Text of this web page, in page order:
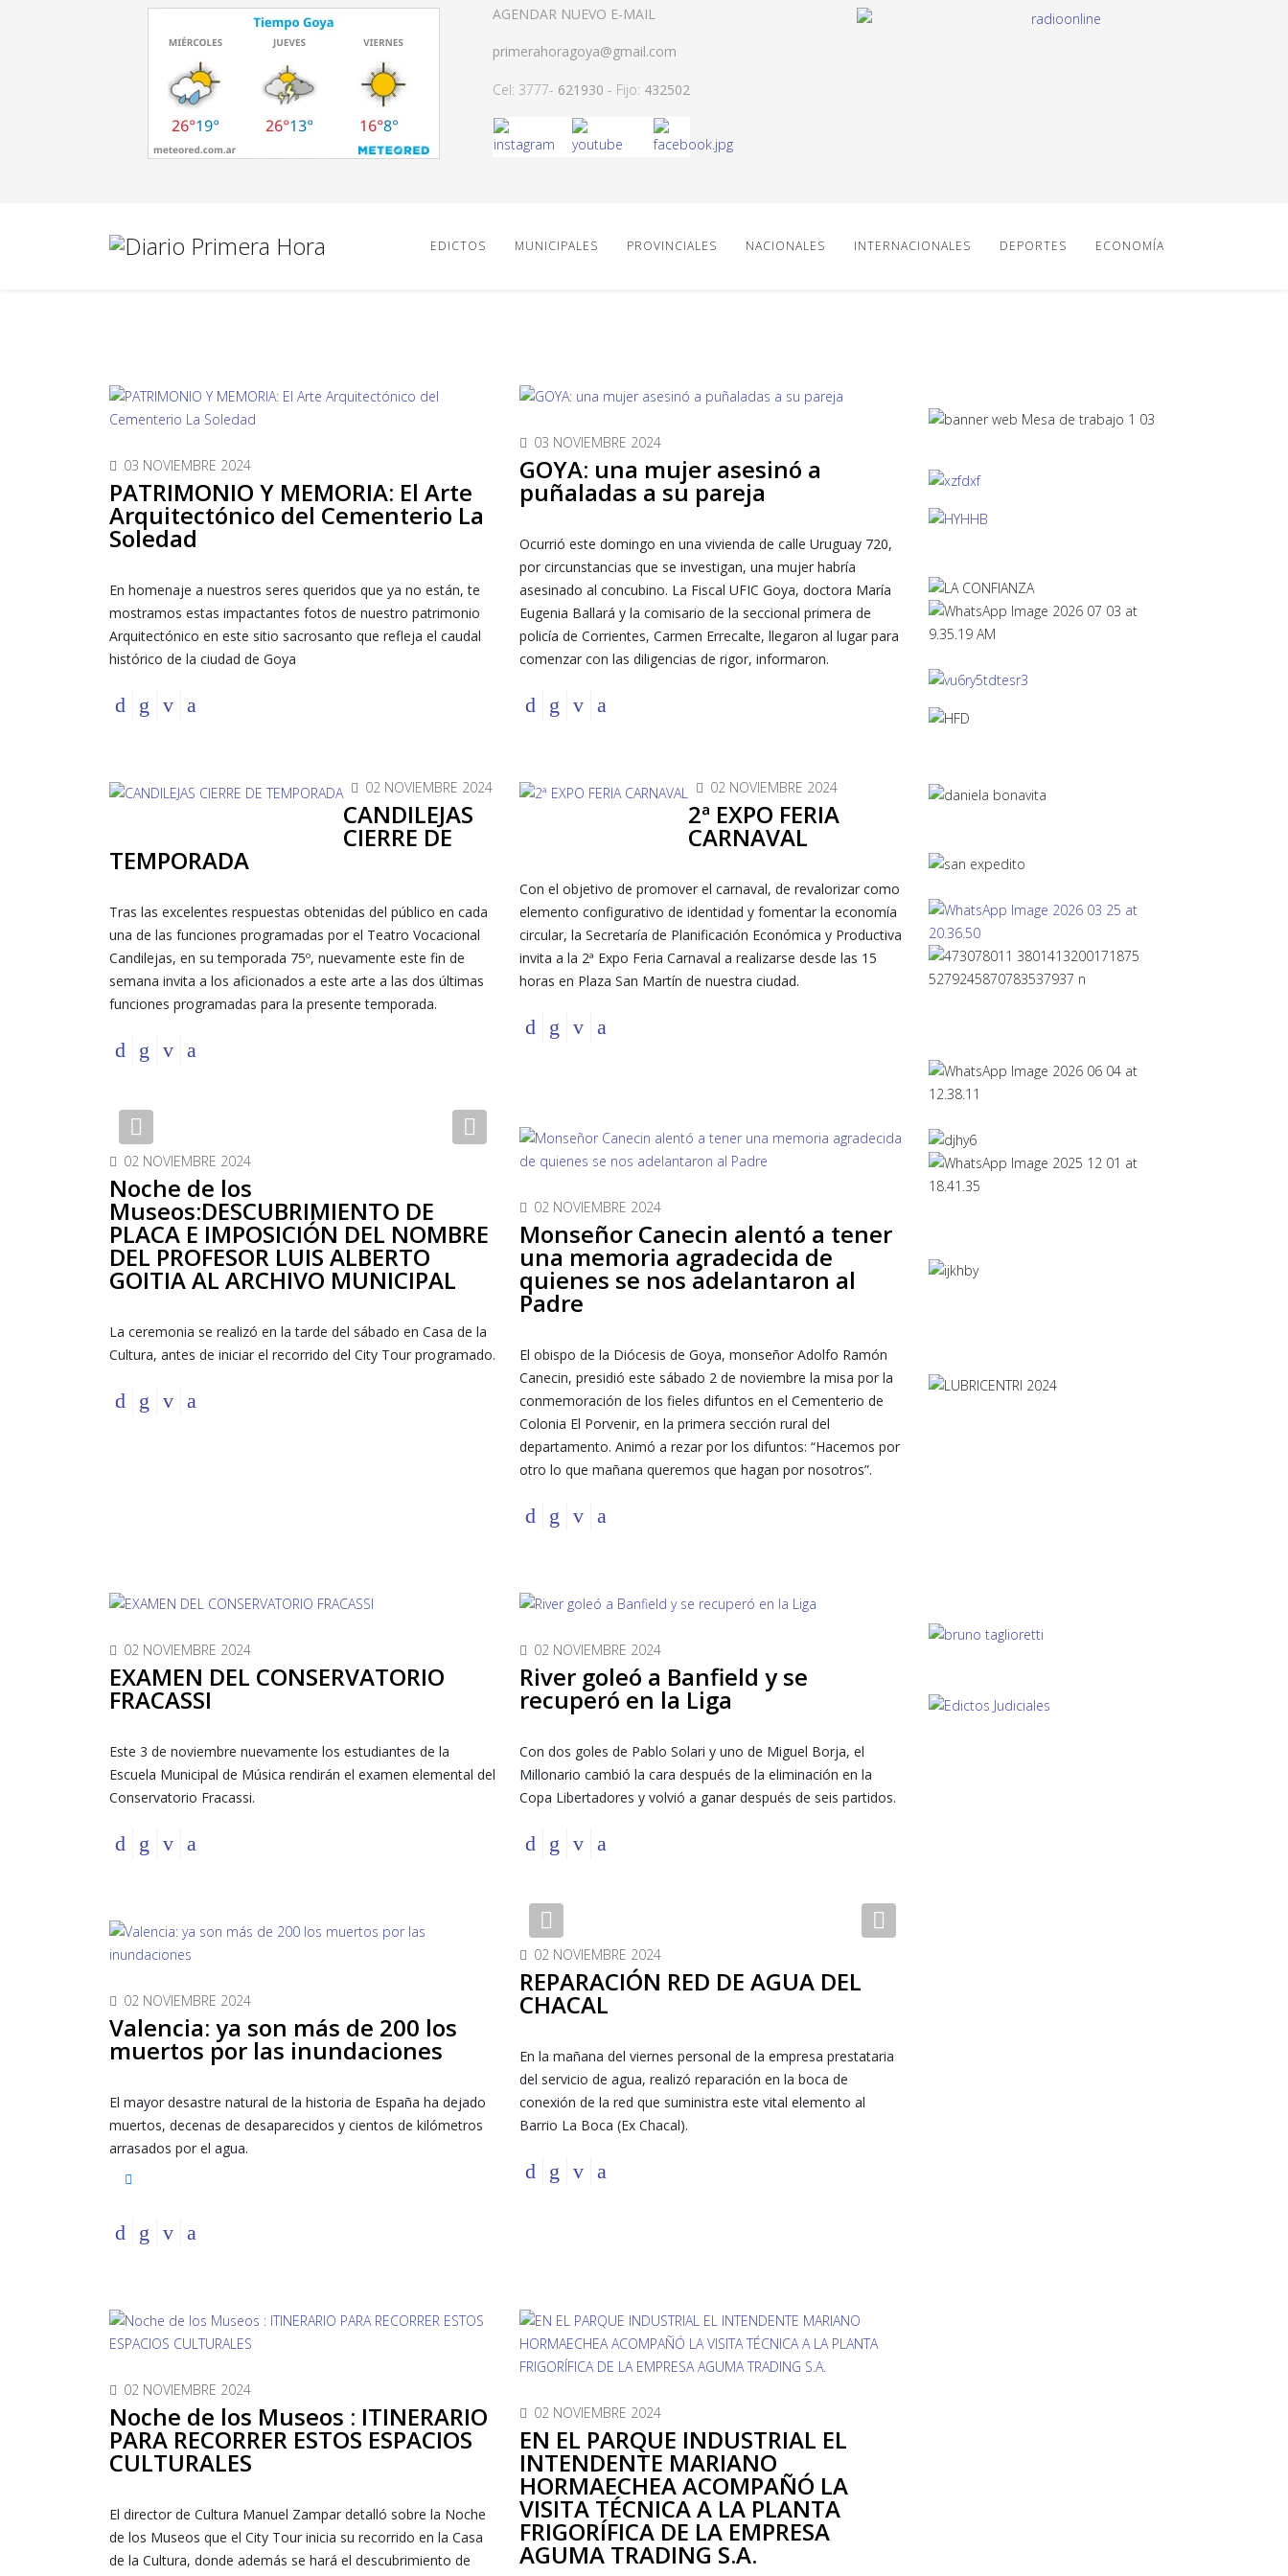
AGENDAR NUEVO E-MAIL
primerahoragoya@gmail.com
Cel: 3777- 621930 - Fijo: 432502
EDICTOS MUNICIPALES PROVINCIALES NACIONALES INTERNACIONALES DEPORTES ECONOMÍA
03 NOVIEMBRE 2024
PATRIMONIO Y MEMORIA: El Arte
Arquitectónico del Cementerio La
Soledad
En homenaje a nuestros seres queridos que ya no están, te
mostramos estas impactantes fotos de nuestro patrimonio
Arquitectónico en este sitio sacrosanto que refleja el caudal
histórico de la ciudad de Goya
03 NOVIEMBRE 2024
GOYA: una mujer asesinó a
puñaladas a su pareja
Ocurrió este domingo en una vivienda de calle Uruguay 720,
por circunstancias que se investigan, una mujer habría
asesinado al concubino. La Fiscal UFIC Goya, doctora María
Eugenia Ballará y la comisario de la seccional primera de
policía de Corrientes, Carmen Errecalte, llegaron al lugar para
comenzar con las diligencias de rigor, informaron.
02 NOVIEMBRE 2024
CANDILEJAS
CIERRE DE
TEMPORADA
Tras las excelentes respuestas obtenidas del público en cada
una de las funciones programadas por el Teatro Vocacional
Candilejas, en su temporada 75º, nuevamente este fin de
semana invita a los aficionados a este arte a las dos últimas
funciones programadas para la presente temporada.
02 NOVIEMBRE 2024
2ª EXPO FERIA
CARNAVAL
Con el objetivo de promover el carnaval, de revalorizar como
elemento configurativo de identidad y fomentar la economía
circular, la Secretaría de Planificación Económica y Productiva
invita a la 2ª Expo Feria Carnaval a realizarse desde las 15
horas en Plaza San Martín de nuestra ciudad.
Previous Next
02 NOVIEMBRE 2024
Noche de los
Museos:DESCUBRIMIENTO DE
PLACA E IMPOSICIÓN DEL NOMBRE
DEL PROFESOR LUIS ALBERTO
GOITIA AL ARCHIVO MUNICIPAL
La ceremonia se realizó en la tarde del sábado en Casa de la
Cultura, antes de iniciar el recorrido del City Tour programado.
02 NOVIEMBRE 2024
Monseñor Canecin alentó a tener
una memoria agradecida de
quienes se nos adelantaron al
Padre
El obispo de la Diócesis de Goya, monseñor Adolfo Ramón
Canecin, presidió este sábado 2 de noviembre la misa por la
conmemoración de los fieles difuntos en el Cementerio de
Colonia El Porvenir, en la primera sección rural del
departamento. Animó a rezar por los difuntos: “Hacemos por
otro lo que mañana queremos que hagan por nosotros”.
02 NOVIEMBRE 2024
EXAMEN DEL CONSERVATORIO
FRACASSI
Este 3 de noviembre nuevamente los estudiantes de la
Escuela Municipal de Música rendirán el examen elemental del
Conservatorio Fracassi.
02 NOVIEMBRE 2024
River goleó a Banfield y se
recuperó en la Liga
Con dos goles de Pablo Solari y uno de Miguel Borja, el
Millonario cambió la cara después de la eliminación en la
Copa Libertadores y volvió a ganar después de seis partidos.
02 NOVIEMBRE 2024
Valencia: ya son más de 200 los
muertos por las inundaciones
El mayor desastre natural de la historia de España ha dejado
muertos, decenas de desaparecidos y cientos de kilómetros
arrasados por el agua.
Previous Next
02 NOVIEMBRE 2024
REPARACIÓN RED DE AGUA DEL
CHACAL
En la mañana del viernes personal de la empresa prestataria
del servicio de agua, realizó reparación en la boca de
conexión de la red que suministra este vital elemento al
Barrio La Boca (Ex Chacal).
02 NOVIEMBRE 2024
Noche de los Museos : ITINERARIO
PARA RECORRER ESTOS ESPACIOS
CULTURALES
El director de Cultura Manuel Zampar detalló sobre la Noche
de los Museos que el City Tour inicia su recorrido en la Casa
de la Cultura, donde además se hará el descubrimiento de
02 NOVIEMBRE 2024
EN EL PARQUE INDUSTRIAL EL
INTENDENTE MARIANO
HORMAECHEA ACOMPAÑÓ LA
VISITA TÉCNICA A LA PLANTA
FRIGORÍFICA DE LA EMPRESA
AGUMA TRADING S.A.